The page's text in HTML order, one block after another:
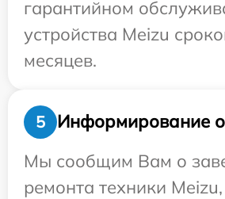
гарантийном
устройства Meizu
месяцев.
5
Информирование о
Мы сообщим Вам о
ремонта техники